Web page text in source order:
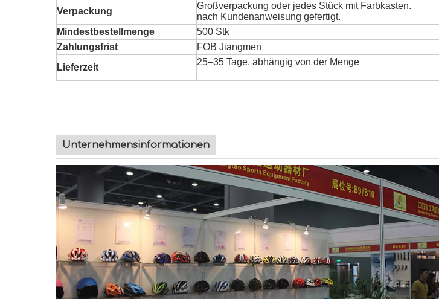
Verpackung
Großverpackung oder jedes Stück mit Farbkasten.
nach Kundenanweisung gefertigt.
Mindestbestellmenge
500 Stk
Zahlungsfrist
FOB Jiangmen
Lieferzeit
25–35 Tage, abhängig von der Menge
Unternehmensinformationen